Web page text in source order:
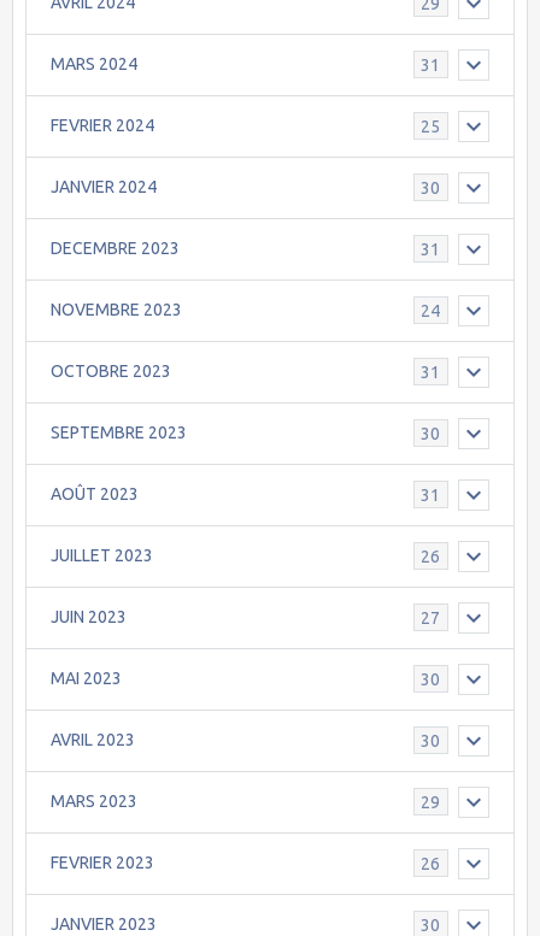
MARS 2024 31
FEVRIER 2024 25
JANVIER 2024 30
DECEMBRE 2023 31
NOVEMBRE 2023 24
OCTOBRE 2023 31
SEPTEMBRE 2023 30
AOÛT 2023 31
JUILLET 2023 26
JUIN 2023 27
MAI 2023 30
AVRIL 2023 30
MARS 2023 29
FEVRIER 2023 26
JANVIER 2023 30